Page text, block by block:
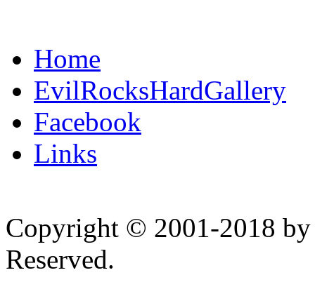
Home
EvilRocksHardGallery
Facebook
Links
Copyright © 2001-2018
Reserved.